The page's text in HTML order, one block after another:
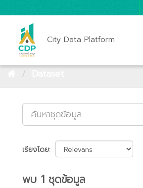
City Data Platform
เรียงโดย
พบ 1 ชุดข้อมูล